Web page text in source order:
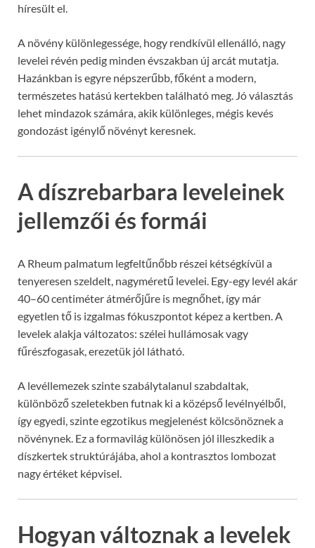
híresült el.
A növény különlegessége, hogy rendkívül ellenálló, nagy
levelei révén pedig minden évszakban új arcát mutatja.
Hazánkban is egyre népszerűbb, főként a modern,
természetes hatású kertekben található meg. Jó választás
lehet mindazok számára, akik különleges, mégis kevés
gondozást igénylő növényt keresnek.
A díszrebarbara leveleinek
jellemzői és formái
A Rheum palmatum legfeltűnőbb részei kétségkívül a
tenyeresen szeldelt, nagyméretű levelei. Egy-egy levél akár
40–60 centiméter átmérőjűre is megnőhet, így már
egyetlen tő is izgalmas fókuszpontot képez a kertben. A
levelek alakja változatos: szélei hullámosak vagy
fűrészfogasak, erezetük jól látható.
A levéllemezek szinte szabálytalanul szabdaltak,
különböző szeletekben futnak ki a középső levélnyélből,
így egyedi, szinte egzotikus megjelenést kölcsönöznek a
növénynek. Ez a formavilág különösen jól illeszkedik a
díszkertek struktúrájába, ahol a kontrasztos lombozat
nagy értéket képvisel.
Hogyan változnak a levelek